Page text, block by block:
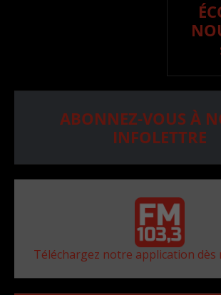
ABONNEZ-VOUS À
INFOLETTRE
Téléchargez notre application dès